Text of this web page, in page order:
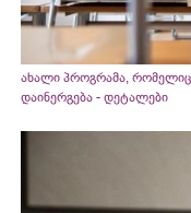
ახალი პროგრამა,
დაინერგება - დეტალები